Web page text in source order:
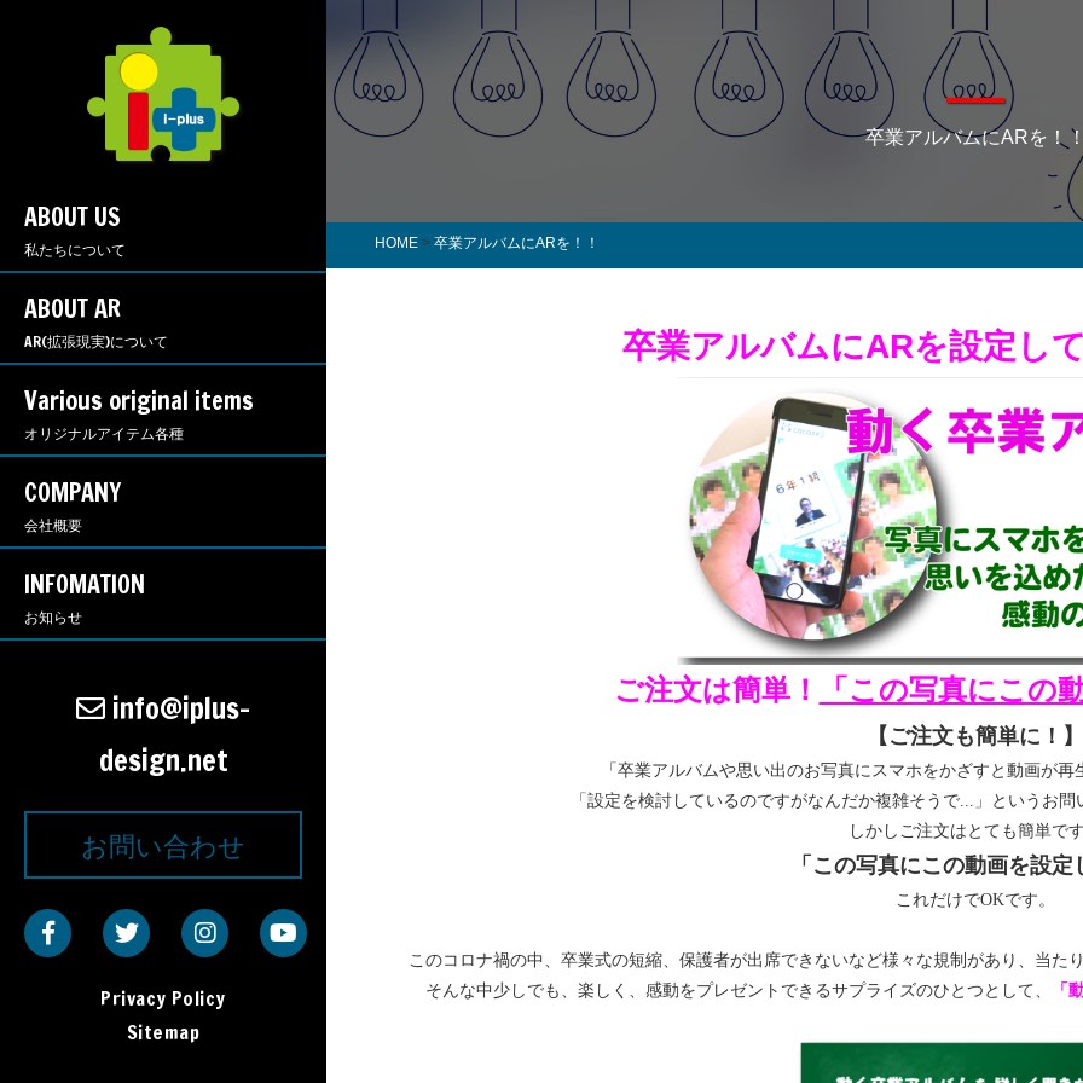
ABOUT US
私たちについて
ABOUT AR
AR(拡張現実)について
Various original items
オリジナルアイテム各種
COMPANY
会社概要
INFOMATION
お知らせ
info@iplus-
design.net
お問い合わせ
Privacy Policy
Sitemap
卒業アルバムにARを！
HOME > 卒業アルバムにARを！！
卒業アルバムにARを設定し
ご注文は簡単！ 「この写真にこの
【ご注文も簡単に！】
「卒業アルバムや思い出のお写真にスマホをかざすと動画が
「設定を検討しているのですがなんだか複雑そうで...」というお
しかしご注文はとても簡単で
「この写真にこの動画を設定
これだけでOKです。
このコロナ禍の中、卒業式の短縮、保護者が出席できないなど様々な規制があり、当
そんな中少しでも、楽しく、感動をプレゼントできるサプライズのひとつとして、
「